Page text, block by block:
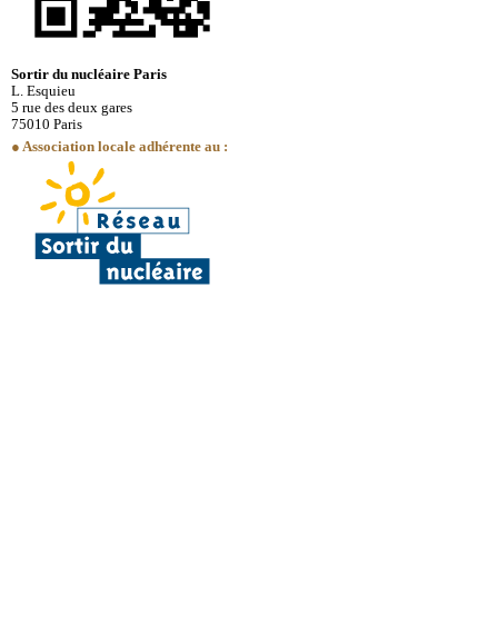
Sortir du nucléaire Paris
L. Esquieu
5 rue des deux gares
75010 Paris
● Association locale adhérente au :